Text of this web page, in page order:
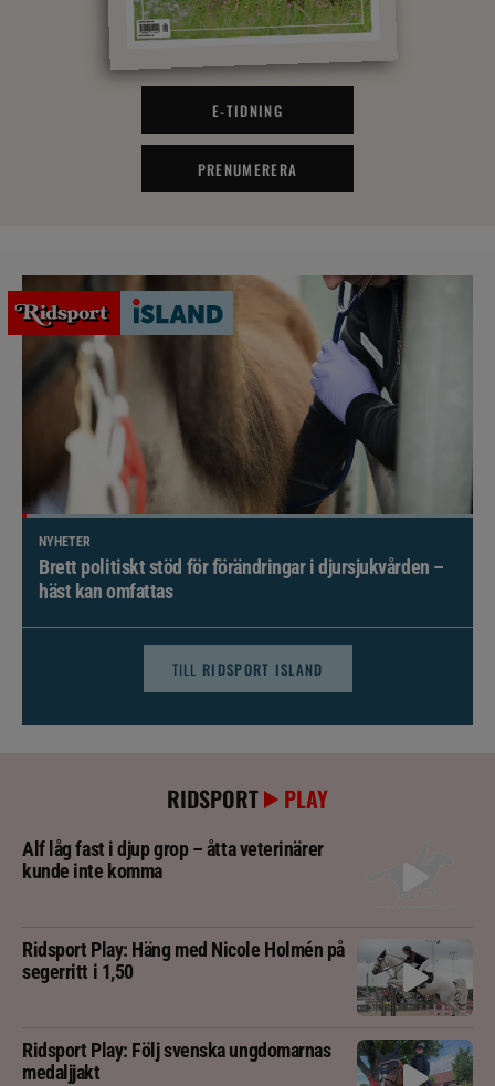
E-TIDNING
PRENUMERERA
NYHETER
Brett politiskt stöd för förändringar i djursjukvården –
häst kan omfattas
TILL RIDSPORT ISLAND
RIDSPORT PLAY
Alf låg fast i djup grop – åtta veterinärer
kunde inte komma
Ridsport Play: Häng med Nicole Holmén på
segerritt i 1,50
Ridsport Play: Följ svenska ungdomarnas
medaljjakt